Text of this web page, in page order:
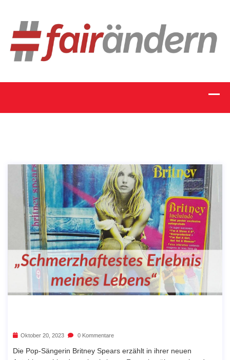
Oktober 20, 2023 0 Kommentare
Die Pop-Sängerin Britney Spears erzählt in ihrer neuen